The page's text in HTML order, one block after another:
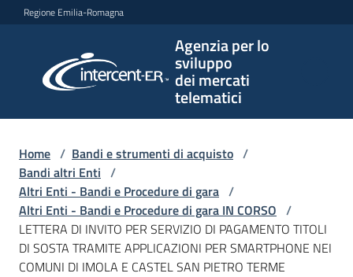
Vai al contenuto
Vai alla navigazione
Vai al footer
Regione Emilia-Romagna
Agenzia per lo
sviluppo
dei mercati
telematici
per lo
sviluppo
telematici
L'Agenzia
Home / Bandi e strumenti di acquisto /
Bandi altri Enti /
Altri Enti - Bandi e Procedure di gara /
Altri Enti - Bandi e Procedure di gara IN CORSO /
LETTERA DI INVITO PER SERVIZIO DI PAGAMENTO TITOLI
DI SOSTA TRAMITE APPLICAZIONI PER SMARTPHONE NEI
COMUNI DI IMOLA E CASTEL SAN PIETRO TERME